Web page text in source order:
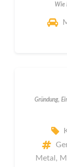
Wie
Gründung,
Metal,